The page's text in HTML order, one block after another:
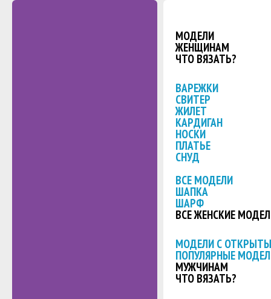
МОДЕЛИ
ЖЕНЩИНАМ
ЧТО ВЯЗАТЬ?
ВАРЕЖКИ
СВИТЕР
ЖИЛЕТ
КАРДИГАН
НОСКИ
ПЛАТЬЕ
СНУД
ВСЕ МОДЕЛИ
ШАПКА
ШАРФ
ВСЕ ЖЕНСКИЕ
МОДЕЛИ С
ПОПУЛЯРНЫЕ
МУЖЧИНАМ
ЧТО ВЯЗАТЬ?